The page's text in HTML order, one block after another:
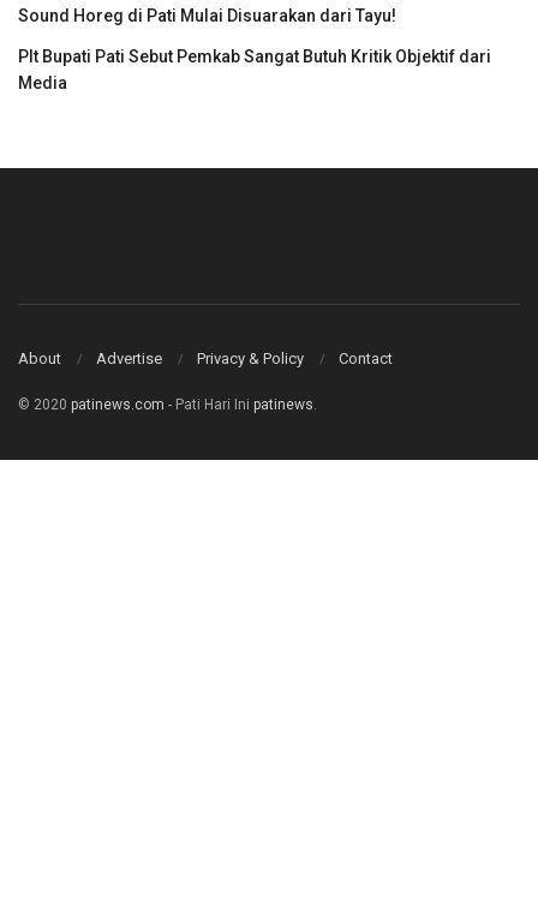
Sound Horeg di Pati Mulai Disuarakan dari Tayu!
Plt Bupati Pati Sebut Pemkab Sangat Butuh Kritik Objektif dari
Media
About Advertise Privacy & Policy Contact
© 2020 patinews.com - Pati Hari Ini patinews.